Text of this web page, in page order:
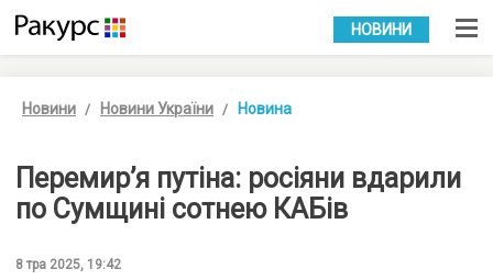
УКР РУС
НОВИНИ
Новини Новини України Новина
Перемир’я путіна: росіяни вдарили
по Сумщині сотнею КАБів
8 тра 2025, 19:42